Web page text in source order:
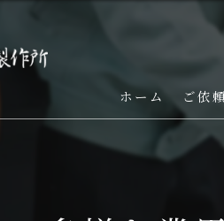
ホーム ご依